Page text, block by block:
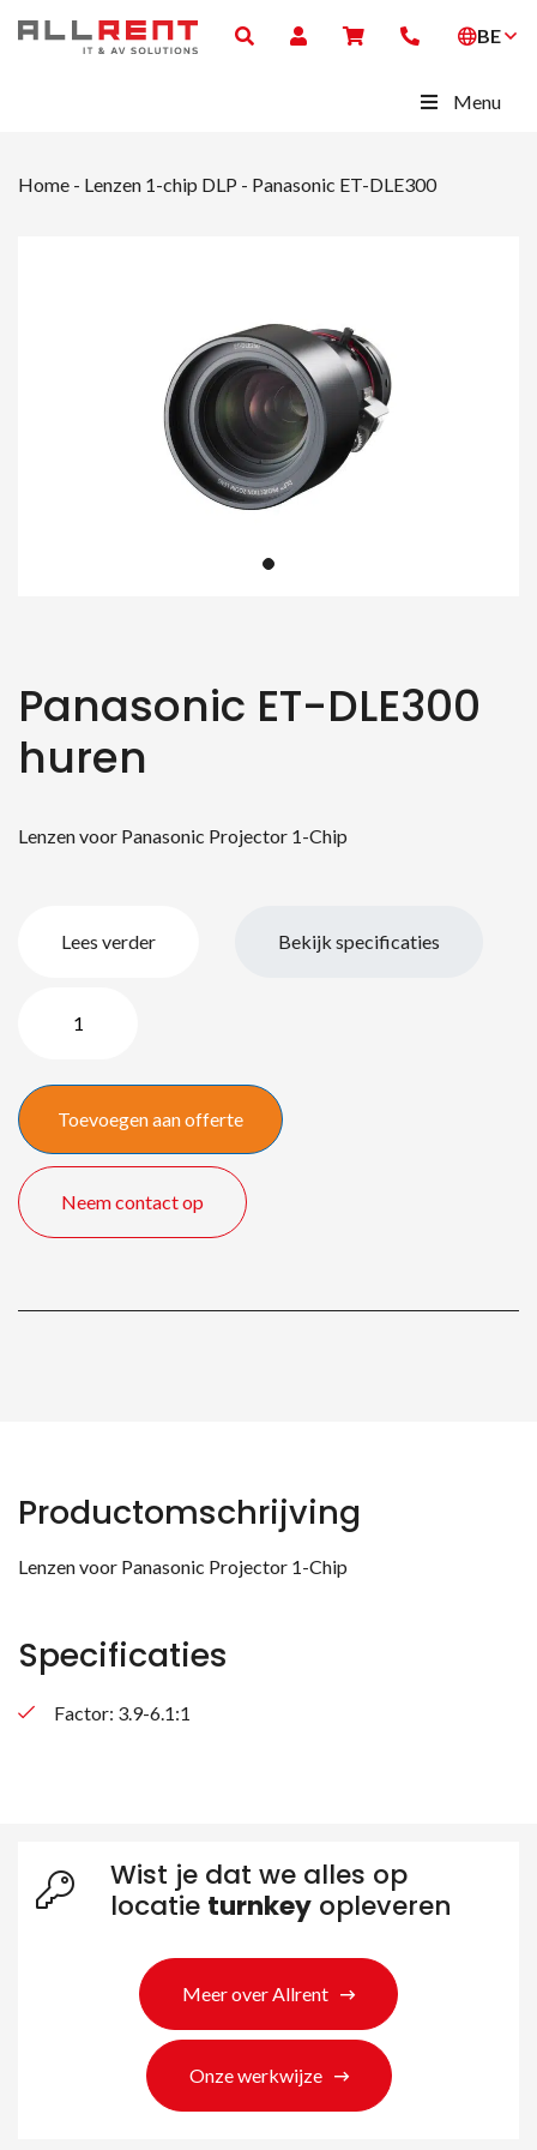
BE
Menu
Home - Lenzen 1-chip DLP - Panasonic ET-DLE300
Panasonic ET-DLE300
huren
Lenzen voor Panasonic Projector 1-Chip
Lees verder Bekijk specificaties
quantity
Toevoegen aan offerte
Neem contact op
Productomschrijving
Lenzen voor Panasonic Projector 1-Chip
Specificaties
Factor: 3.9-6.1:1
Wist je dat we alles op
locatie turnkey opleveren
Meer over Allrent
Onze werkwijze